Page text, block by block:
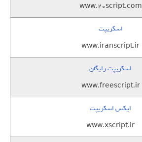
www.20script.com
اسکریپت
www.iranscript.ir
اسکریپت رایگان
www.freescript.ir
ایکس اسکریپت
www.xscript.ir